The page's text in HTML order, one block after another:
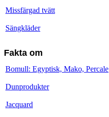
Missfärgad tvätt
Sängkläder
Fakta om
Bomull: Egyptisk, Mako, Percale
Dunprodukter
Jacquard